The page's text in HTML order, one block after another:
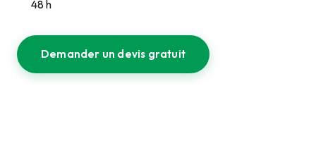
48 h
Demander un devis gratuit